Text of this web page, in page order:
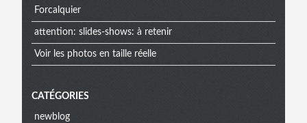
Forcalquier
attention: slides-shows: à retenir
Voir les photos en taille réelle
CATÉGORIES
newblog